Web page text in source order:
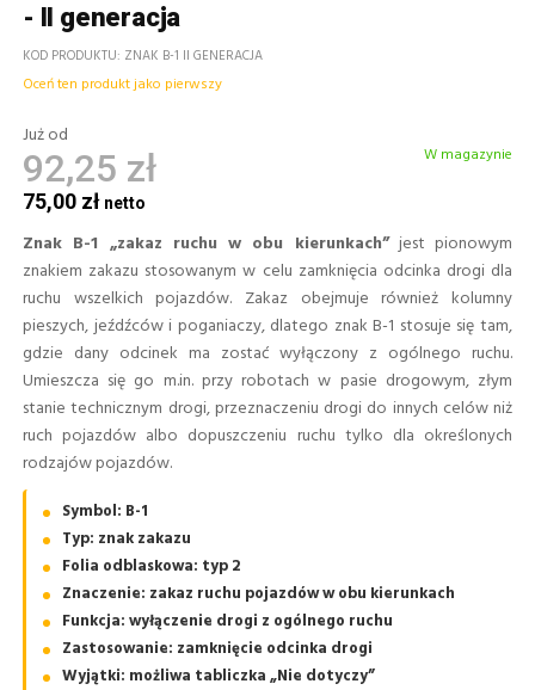
- II generacja
KOD PRODUKTU ZNAK B-1 II GENERACJA
Oceń ten produkt jako pierwszy
Już od
92,25 zł
75,00 zł
W magazynie
Znak B-1 „zakaz ruchu w obu kierunkach”jest pionowym
znakiem zakazu stosowanym w celu zamknięcia odcinka drogi dla
ruchu wszelkich pojazdów. Zakaz obejmuje również kolumny
pieszych, jeźdźców i poganiaczy, dlatego znak B-1 stosuje się tam,
gdzie dany odcinek ma zostać wyłączony z ogólnego ruchu.
Umieszcza się go m.in. przy robotach w pasie drogowym, złym
stanie technicznym drogi, przeznaczeniu drogi do innych celów niż
ruch pojazdów albo dopuszczeniu ruchu tylko dla określonych
rodzajów pojazdów.
Symbol: B-1
Typ: znak zakazu
Folia odblaskowa: typ 2
Znaczenie: zakaz ruchu pojazdów w obu kierunkach
Funkcja: wyłączenie drogi z ogólnego ruchu
Zastosowanie: zamknięcie odcinka drogi
Wyjątki: możliwa tabliczka „Nie dotyczy”